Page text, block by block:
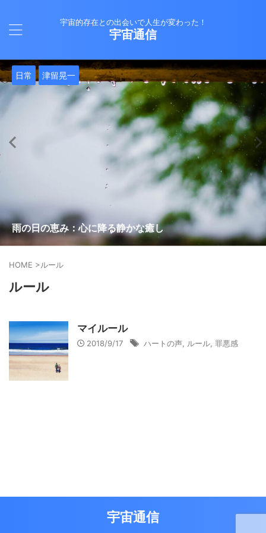
宇宙的存在との出会いで人生が変わった！
宇宙通信
日常 津留晃一
雨の日の恵み：心に降る静かな癒し
バシャール 日常 津留晃一
就職は人生の終着駅じゃない！自分らしい道を見つける方
法
Healy 日常
ヒーリーを買うべきか迷っているあなたへ。実際に使って
みた感想と注意点
バシャール 日常
エネルギーの法則 〜最近どハマりしていました〜
日常
現実を変える
日常
今、ここにいること
Healy 日常 津留晃一
もしかしてだけどHealy（量子波動調整器）のせいなの？
日常
iPad 第10世代買いました
Healy 日常
久し振りにHealy（ヒーリー）量子波動調整器について
日常
大谷さんの通訳、水原さんの解雇に思う
HOME >ルール
ルール
マイルール
2018/9/17 ハートの声 ルール 罪悪感
宇宙通信